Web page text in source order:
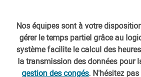
Nos équipes sont à votre
gérer le temps partiel grâce au
système facilite le calcul des
la transmission des données pour
gestion des congés. N'hésitez